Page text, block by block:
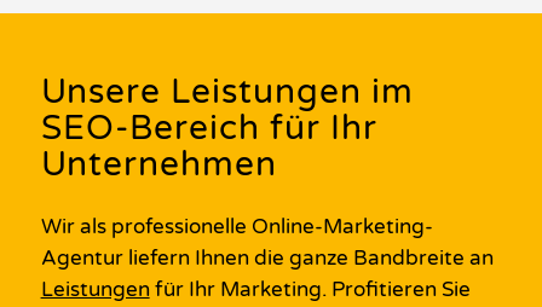
Unsere Leistungen im
SEO-Bereich für Ihr
Unternehmen
Wir als professionelle Online-Marketing-
Agentur liefern Ihnen die ganze Bandbreite an
Leistungenfür Ihr Marketing. Profitieren Sie